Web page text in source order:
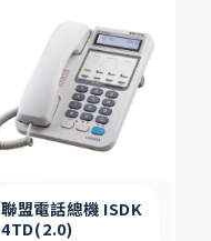
聯盟電話總機 ISDK
4TD(2.0)